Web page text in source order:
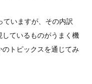
いますが、その内訳
ているものがうまく機
トピックスを通じてみ